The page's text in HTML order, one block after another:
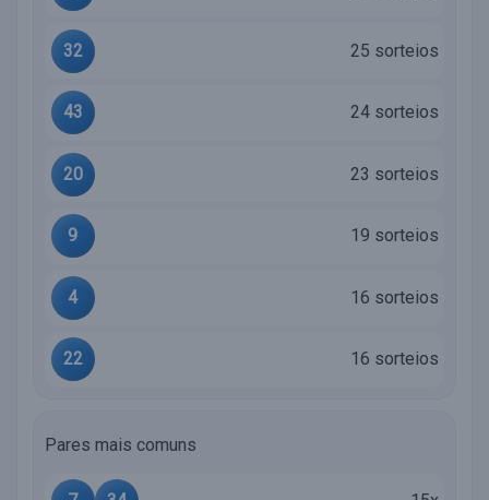
32 25 sorteios
43 24 sorteios
20 23 sorteios
9 19 sorteios
4 16 sorteios
22 16 sorteios
Pares mais comuns